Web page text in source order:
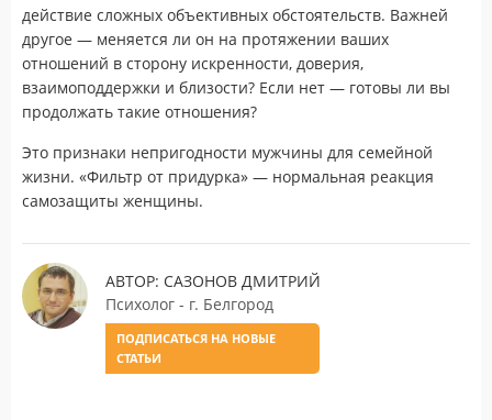
действие сложных объективных обстоятельств. Важней
другое — меняется ли он на протяжении ваших
отношений в сторону искренности, доверия,
взаимоподдержки и близости? Если нет — готовы ли вы
продолжать такие отношения?
Это признаки непригодности мужчины для семейной
жизни. «Фильтр от придурка» — нормальная реакция
самозащиты женщины.
АВТОР: САЗОНОВ ДМИТРИЙ
Психолог - г. Белгород
ПОДПИСАТЬСЯ НА НОВЫЕ
СТАТЬИ